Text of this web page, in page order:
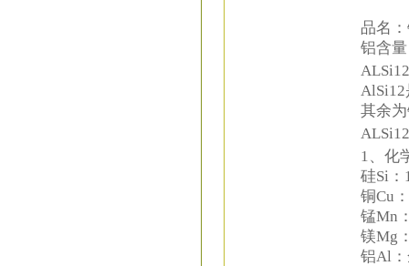
品名
铝含
AlSi12
其余
1、化
硅Si：
铜Cu
锰Mn
镁Mg
铝Al